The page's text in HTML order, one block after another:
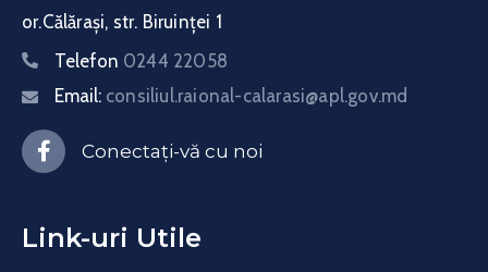
or.Călărași, str. Biruinței 1
Telefon 0244 22058
Email: consiliul.raional-calarasi@apl.gov.md
Conectați-vă cu noi
Link-uri Utile